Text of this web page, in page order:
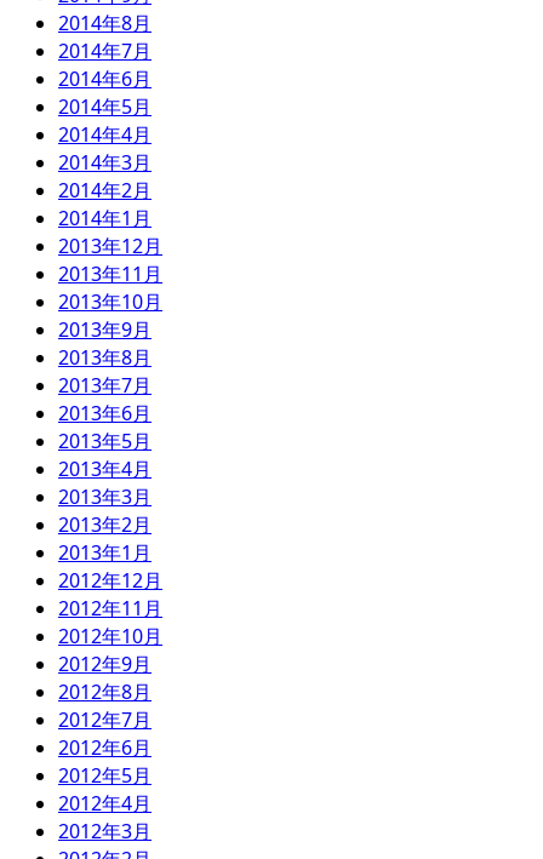
2014年8月
2014年7月
2014年6月
2014年5月
2014年4月
2014年3月
2014年2月
2014年1月
2013年12月
2013年11月
2013年10月
2013年9月
2013年8月
2013年7月
2013年6月
2013年5月
2013年4月
2013年3月
2013年2月
2013年1月
2012年12月
2012年11月
2012年10月
2012年9月
2012年8月
2012年7月
2012年6月
2012年5月
2012年4月
2012年3月